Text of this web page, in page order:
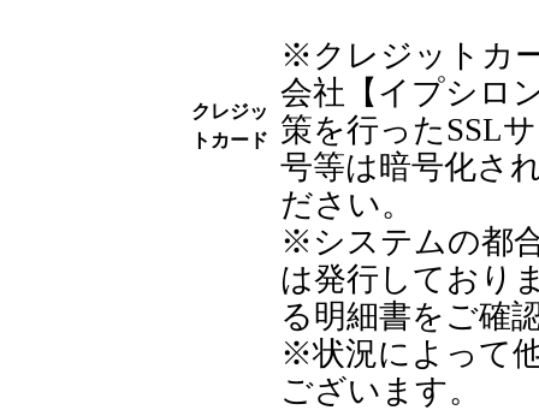
クレジッ
トカード
※クレジットカ
会社【イプシロ
策を行ったSSL
号等は暗号化さ
ださい。
※システムの都
は発行しており
る明細書をご確
※状況によって
ございます。